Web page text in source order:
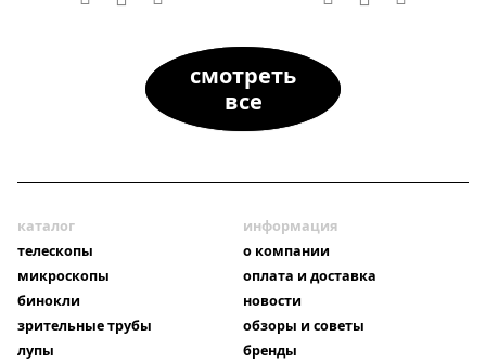
смотреть
все
каталог
телескопы
микроскопы
бинокли
зрительные трубы
лупы
информация
о компании
оплата и доставка
новости
обзоры и советы
бренды